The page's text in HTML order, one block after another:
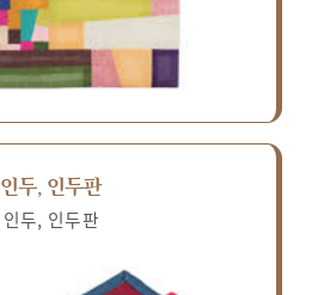
인두, 인두판
인두, 인두판